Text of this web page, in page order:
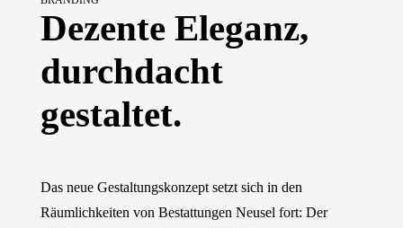
Dezente Eleganz,
durchdacht
gestaltet.
Das neue Gestaltungskonzept setzt sich in den
Räumlichkeiten von Bestattungen Neusel fort: Der